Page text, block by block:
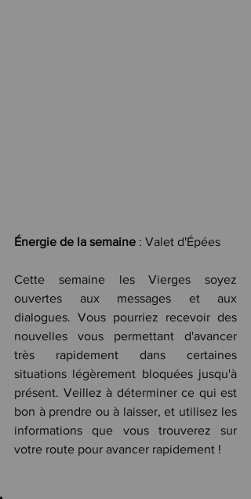
Énergie de la semaine : Valet d'Épées
Cette semaine les Vierges soyez
ouvertes aux messages et aux
dialogues. Vous pourriez recevoir des
nouvelles vous permettant d'avancer
très rapidement dans certaines
situations légèrement bloquées jusqu'à
présent. Veillez à déterminer ce qui est
bon à prendre ou à laisser, et utilisez les
informations que vous trouverez sur
votre route pour avancer rapidement !